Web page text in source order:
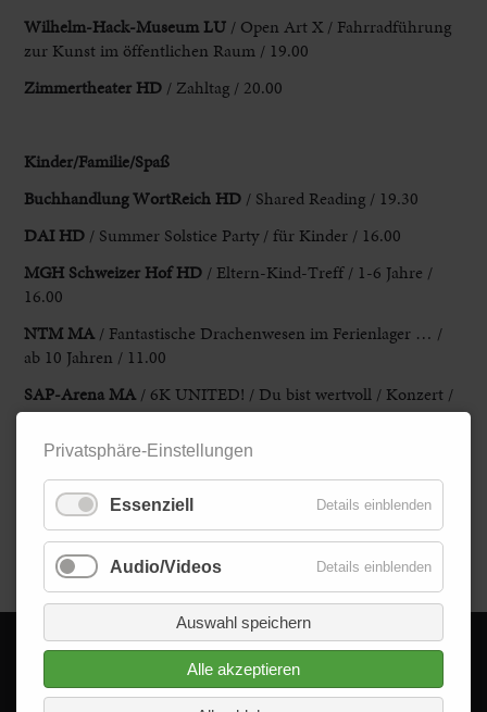
Wilhelm-Hack-Museum LU / Open Art X / Fahrradführung
zur Kunst im öffentlichen Raum / 19.00
Zimmertheater HD / Zahltag / 20.00
Kinder/Familie/Spaß
Buchhandlung WortReich HD / Shared Reading / 19.30
DAI HD / Summer Solstice Party/ für Kinder / 16.00
MGH Schweizer Hof HD / Eltern-Kind-Treff / 1-6 Jahre /
16.00
NTM MA / Fantastische Drachenwesen im Ferienlager … /
ab 10 Jahren / 11.00
SAP-Arena MA / 6K UNITED! / Du bist wertvoll / Konzert /
19.00
Stadtbibliothek MA/ Starthilfe – digital dabei
Theater HD / Schlossfestspiele: Die rote Zora / ab 6 Jahren
Englischer Bau / 10.00
Zurück
© 2026 - Delta im Quadrat GmbH
Alle Rechte vorbehalten.
Privatsphäre-Einstellungen
Essenziell Details einblenden
Audio/Videos Details einblenden
Auswahl speichern
Alle akzeptieren